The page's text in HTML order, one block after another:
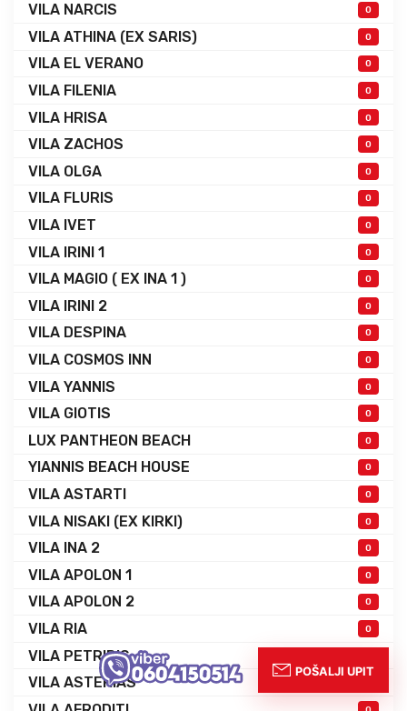
VILA NARCIS 0
VILA ATHINA (EX SARIS) 0
VILA EL VERANO 0
VILA FILENIA 0
VILA HRISA 0
VILA ZACHOS 0
VILA OLGA 0
VILA FLURIS 0
VILA IVET 0
VILA IRINI 1 0
VILA MAGIO ( EX INA 1 ) 0
VILA IRINI 2 0
VILA DESPINA 0
VILA COSMOS INN 0
VILA YANNIS 0
VILA GIOTIS 0
LUX PANTHEON BEACH 0
YIANNIS BEACH HOUSE 0
VILA ASTARTI 0
VILA NISAKI (EX KIRKI) 0
VILA INA 2 0
VILA APOLON 1 0
VILA APOLON 2 0
VILA RIA 0
VILA PETRIDIS
VILA ASTERIAS